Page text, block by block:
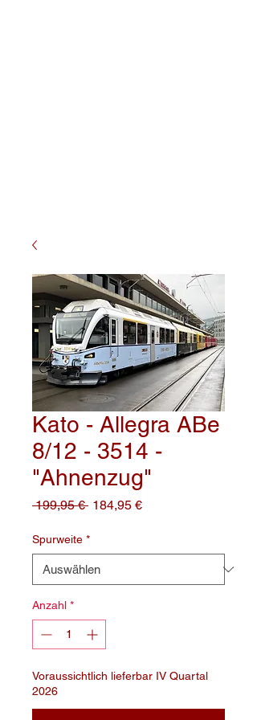
Kato - Allegra ABe
8/12 - 3514 -
"Ahnenzug"
199,95 € Standardpreis
184,95 €Sale-
Spurweite *
Anzahl *
Voraussichtlich lieferbar IV Quartal
2026